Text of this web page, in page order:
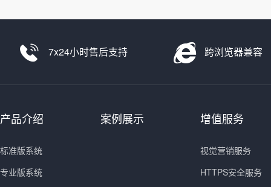
7x24小时售后支持 跨浏览器兼容
产品介绍
标准版系统
专业版系统
案例展示 增值服务
视觉营销服务
HTTPS安全服务